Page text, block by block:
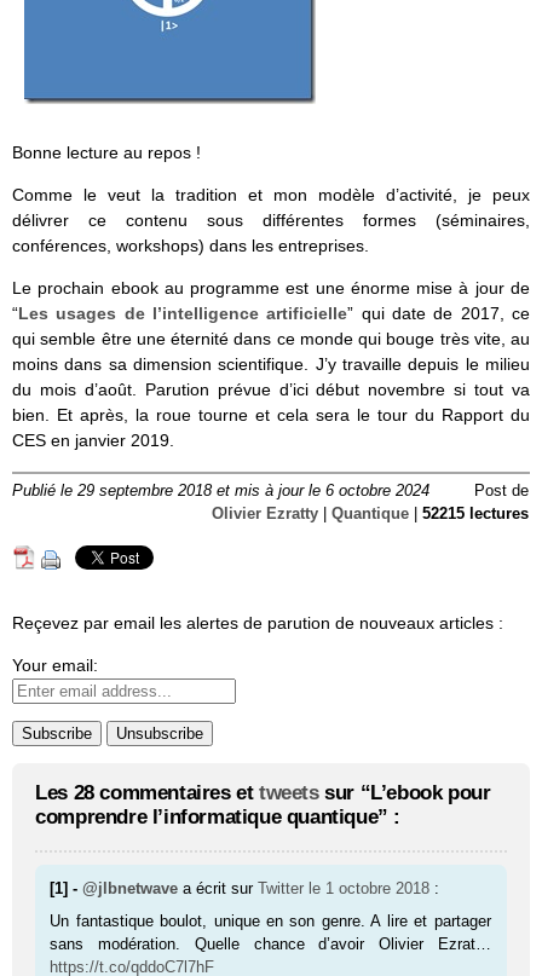
Bonne lecture au repos !
Comme le veut la tradition et mon modèle d’activité, je peux
délivrer ce contenu sous différentes formes (séminaires,
conférences, workshops) dans les entreprises.
Le prochain ebook au programme est une énorme mise à jour de
“Les usages de l’intelligence artificielle” qui date de 2017, ce
qui semble être une éternité dans ce monde qui bouge très vite, au
moins dans sa dimension scientifique. J’y travaille depuis le milieu
du mois d’août. Parution prévue d’ici début novembre si tout va
bien. Et après, la roue tourne et cela sera le tour du Rapport du
CES en janvier 2019.
Publié le 29 septembre 2018 et mis à jour le 6 octobre 2024
Post de
Olivier Ezratty
Quantique 52215 lectures
Reçevez par email les alertes de parution de nouveaux articles :
Your email:
Les 28 commentaires et tweetssur “L’ebook pour
comprendre l’informatique quantique” :
[1] -@jlbnetwave a écrit surTwitter le 1 octobre 2018 :
Un fantastique boulot, unique en son genre. A lire et partager
sans modération. Quelle chance d’avoir Olivier Ezrat…
https://t.co/qddoC7l7hF